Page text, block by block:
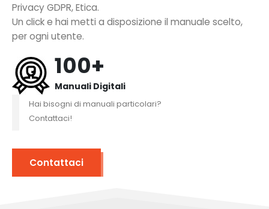
Privacy GDPR, Etica.
Un click e hai metti a disposizione il manuale scelto,
per ogni utente.
100+
Manuali Digitali
Hai bisogni di manuali particolari?
Contattaci!
Contattaci